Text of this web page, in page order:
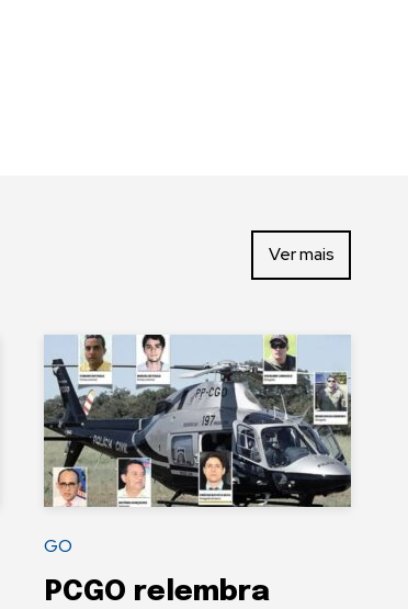
Ver mais
GO
PCGO relembra